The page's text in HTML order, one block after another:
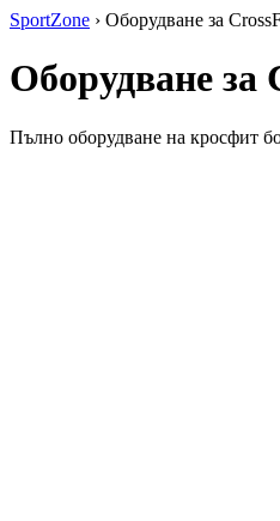
SportZone › Оборудване за
Оборудване
Пълно оборудване на кросфит